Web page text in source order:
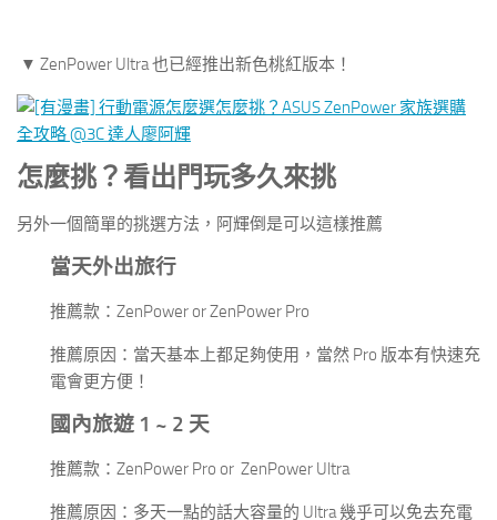
▼ ZenPower Ultra 也已經推出新色桃紅版本！
怎麼挑？看出門玩多久來挑
另外一個簡單的挑選方法，阿輝倒是可以這樣推薦
當天外出旅行
推薦款：ZenPower or ZenPower Pro
推薦原因：當天基本上都足夠使用，當然 Pro 版本有快速充
電會更方便！
國內旅遊 1 ~ 2 天
推薦款：ZenPower Pro or ZenPower Ultra
推薦原因：多天一點的話大容量的 Ultra 幾乎可以免去充電